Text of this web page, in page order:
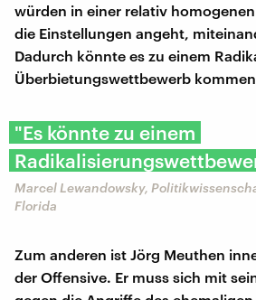
würden in einer relativ
die Einstellungen angeht,
Dadurch könnte es zu einem
Überbietungswettbewerb
"Es könnte zu einem
Marcel Lewandowsky,
Florida
Zum anderen ist Jörg Meuthen
der Offensive. Er muss sich mit